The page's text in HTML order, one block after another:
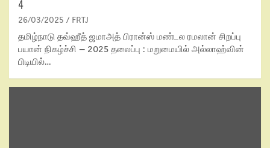
4
26/03/2025 FRTJ
தமிழ்நாடு தவ்ஹீத் ஜமாஅத் பிரான்ஸ் மண்டல ரமலான் சிறப்பு
பயான் நிகழ்ச்சி – 2025 தலைப்பு : மறுமையில் அல்லாஹ்வின்
பிடியில்…